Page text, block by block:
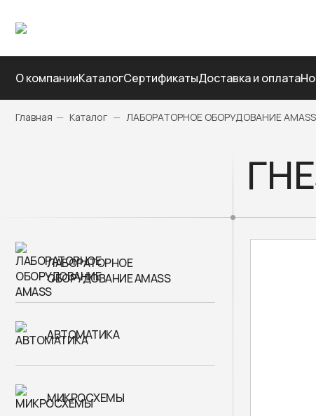
О компанииКаталогСертификатыДоставка и оплата
Главная — Каталог — ЛАБОРАТОРНОЕ ОБОРУДОВАНИЕ AMASS
ЛАБОРАТОРНОЕ
ОБОРУДОВАНИЕ AMASS
АВТОМАТИКА
МИКРОСХЕМЫ